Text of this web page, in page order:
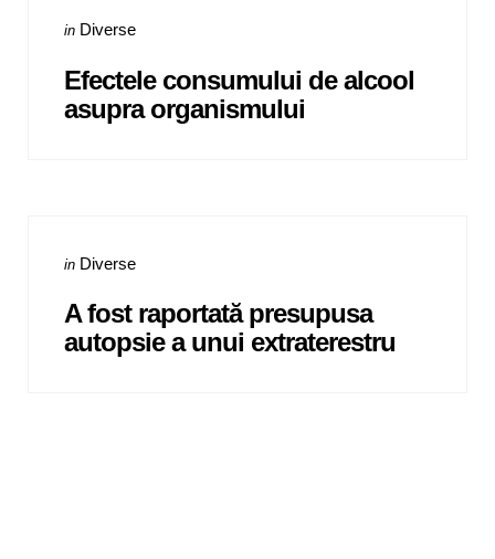
Categories
Posted
in Diverse
Efectele consumului de alcool
asupra organismului
Categories
Posted
in Diverse
A fost raportată presupusa
autopsie a unui extraterestru